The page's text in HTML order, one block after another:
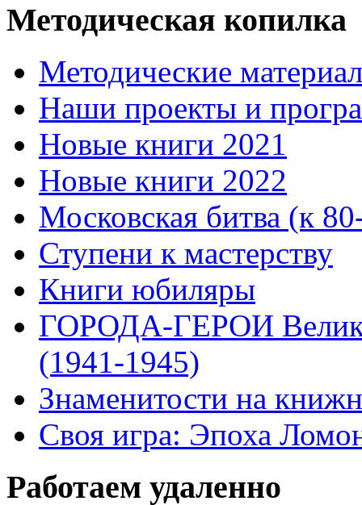
Методическая копилка
Методические
Наши проекты и
Новые книги 2021
Новые книги 2022
Московская битва (к
Ступени к мастерству
Книги юбиляры
ГОРОДА-ГЕРОИ
(1941-1945)
Знаменитости на
Своя игра: Эпоха
Работаем удаленно